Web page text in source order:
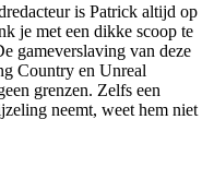
is Patrick altijd op
je met een dikke scoop te
gameverslaving van deze
Country en Unreal
grenzen. Zelfs een
neemt, weet hem niet